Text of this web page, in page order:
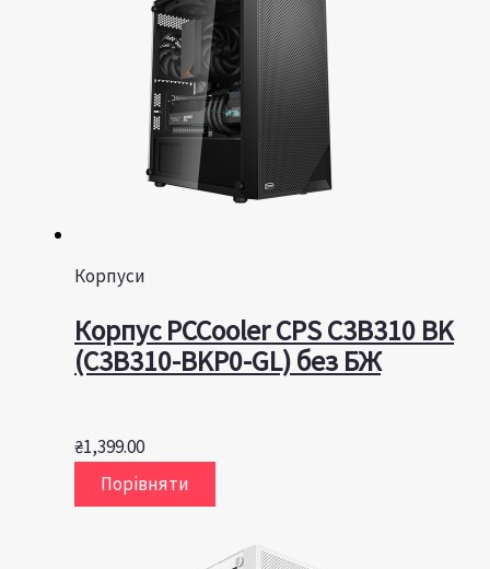
Корпуси
Корпус PCCooler CPS C3B310 BK
(C3B310-BKP0-GL) без БЖ
₴1,399.00
Порівняти